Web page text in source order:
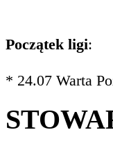
Początek ligi:
* 24.07 Warta